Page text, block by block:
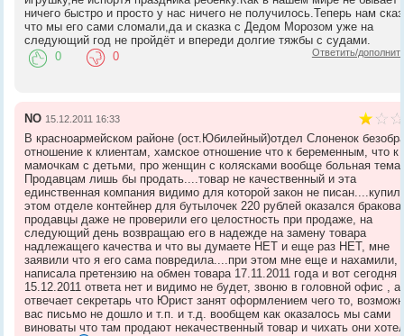
ничего быстро и просто у нас ничего не получилось.Теперь нам
что мы его сами сломали,да и сказка с Дедом Морозом уже на
следующий год не пройдёт и впереди долгие тяжбы с судами.
Ответить/
0 0
NO 15.12.2011 16:33
В красноармейском районе (ост.Юбилейный)отдел Слоненок
отношение к клиентам, хамское отношение что к беременным, что к
мамочкам с детьми, про женщин с колясками вообще больная
Продавцам лишь бы продать....товар не качественный и эта
единственная компания видимо для которой закон не
этом отделе контейнер для бутылочек 220 рублей оказался
продавцы даже не проверили его целостность при продаже, на
следующий день возвращаю его в надежде на замену товара
надлежащего качества и что вы думаете НЕТ и еще раз НЕТ, мне
заявили что я его сама повредила....при этом мне еще и нахамили,
написала претензию на обмен товара 17.11.2011 года и вот сегодня
15.12.2011 ответа нет и видимо не будет, звоню в головной офис ,
отвечает секретарь что Юрист занят оформлением чего то,
вас письмо не дошло и т.п. и т.д. вообщем как оказалось мы сами
виноваты что там продают некачественный товар и чихать они